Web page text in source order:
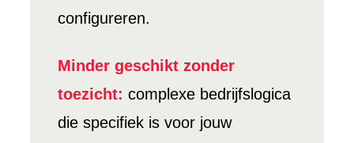
configureren.
Minder geschikt zonder
toezicht: complexe bedrijfslogica
die specifiek is voor jouw